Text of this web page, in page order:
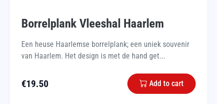
Borrelplank Vleeshal Haarlem
Een heuse Haarlemse borrelplank; een uniek souvenir
van Haarlem. Het design is met de hand get...
€19.50 Add to cart